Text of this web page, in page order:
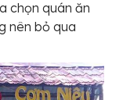
chọn quán ăn
nên bỏ qua